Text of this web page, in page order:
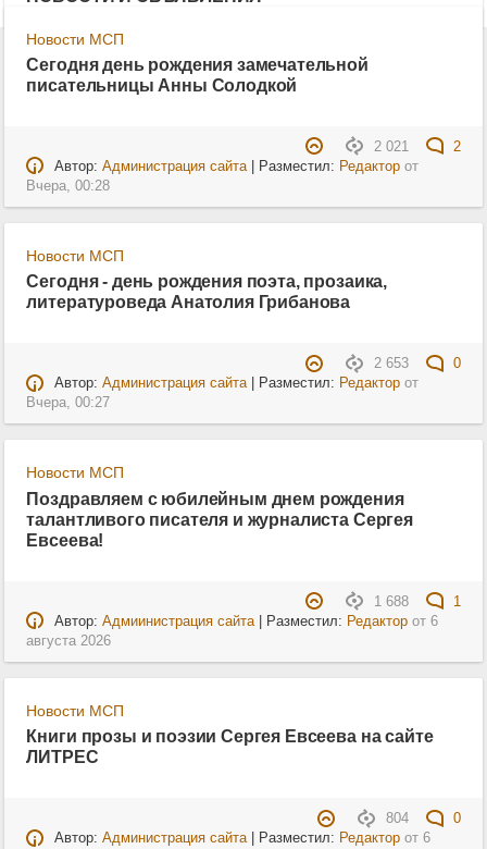
Новости МСП
Сегодня день рождения замечательной
писательницы Анны Солодкой
2 021
2
Автор: Администрация сайта| Разместил: Редакторот
Вчера, 00:28
Новости МСП
Сегодня - день рождения поэта, прозаика,
литературоведа Анатолия Грибанова
2 653
0
Автор: Администрация сайта| Разместил: Редакторот
Вчера, 00:27
Новости МСП
Поздравляем с юбилейным днем рождения
талантливого писателя и журналиста Сергея
Евсеева!
1 688
1
Автор: Адмиинистрация сайта| Разместил: Редакторот 6
августа 2026
Новости МСП
Книги прозы и поэзии Сергея Евсеева на сайте
ЛИТРЕС
804
0
Автор: Администрация сайта| Разместил: Редакторот 6